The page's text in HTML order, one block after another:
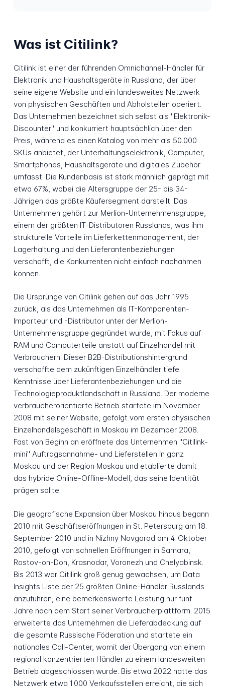
Was ist Citilink?
Citilink ist einer der führenden Omnichannel-Händler für
Elektronik und Haushaltsgeräte in Russland, der über
seine eigene Website und ein landesweites Netzwerk
von physischen Geschäften und Abholstellen operiert.
Das Unternehmen bezeichnet sich selbst als "Elektronik-
Discounter" und konkurriert hauptsächlich über den
Preis, während es einen Katalog von mehr als 50.000
SKUs anbietet, der Unterhaltungselektronik, Computer,
Smartphones, Haushaltsgeräte und digitales Zubehör
umfasst. Die Kundenbasis ist stark männlich geprägt mit
etwa 67%, wobei die Altersgruppe der 25- bis 34-
Jährigen das größte Käufersegment darstellt. Das
Unternehmen gehört zur Merlion-Unternehmensgruppe,
einem der größten IT-Distributoren Russlands, was ihm
strukturelle Vorteile im Lieferkettenmanagement, der
Lagerhaltung und den Lieferantenbeziehungen
verschafft, die Konkurrenten nicht einfach nachahmen
können.
Die Ursprünge von Citilink gehen auf das Jahr 1995
zurück, als das Unternehmen als IT-Komponenten-
Importeur und -Distributor unter der Merlion-
Unternehmensgruppe gegründet wurde, mit Fokus auf
RAM und Computerteile anstatt auf Einzelhandel mit
Verbrauchern. Dieser B2B-Distributionshintergrund
verschaffte dem zukünftigen Einzelhändler tiefe
Kenntnisse über Lieferantenbeziehungen und die
Technologieproduktlandschaft in Russland. Der moderne
verbraucherorientierte Betrieb startete im November
2008 mit seiner Website, gefolgt vom ersten physischen
Einzelhandelsgeschäft in Moskau im Dezember 2008.
Fast von Beginn an eröffnete das Unternehmen "Citilink-
mini" Auftragsannahme- und Lieferstellen in ganz
Moskau und der Region Moskau und etablierte damit
das hybride Online-Offline-Modell, das seine Identität
prägen sollte.
Die geografische Expansion über Moskau hinaus begann
2010 mit Geschäftseröffnungen in St. Petersburg am 18.
September 2010 und in Nizhny Novgorod am 4. Oktober
2010, gefolgt von schnellen Eröffnungen in Samara,
Rostov-on-Don, Krasnodar, Voronezh und Chelyabinsk.
Bis 2013 war Citilink groß genug gewachsen, um Data
Insights Liste der 25 größten Online-Händler Russlands
anzuführen, eine bemerkenswerte Leistung nur fünf
Jahre nach dem Start seiner Verbraucherplattform. 2015
erweiterte das Unternehmen die Lieferabdeckung auf
die gesamte Russische Föderation und startete ein
nationales Call-Center, womit der Übergang von einem
regional konzentrierten Händler zu einem landesweiten
Betrieb abgeschlossen wurde. Bis etwa 2022 hatte das
Netzwerk etwa 1.000 Verkaufsstellen erreicht, die sich